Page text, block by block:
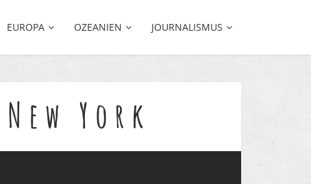
EUROPA OZEANIEN JOURNALISMUS
York